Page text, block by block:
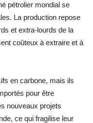
pétrolier mondial se
La production repose
et extra-lourds de la
coûteux à extraire et à
en carbone, mais ils
pour être
nouveaux projets
ce qui fragilise leur